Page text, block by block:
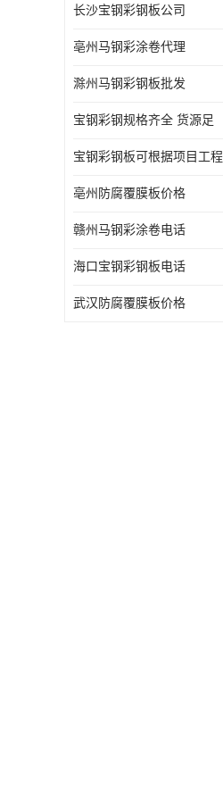
长沙宝钢彩钢板公司
亳州马钢彩涂卷代理
滁州马钢彩钢板批发
宝钢彩钢规格齐全 货源足
亳州防腐覆膜板价格
赣州马钢彩涂卷电话
海口宝钢彩钢板电话
武汉防腐覆膜板价格